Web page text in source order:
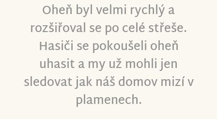
Oheň byl velmi rychlý a
rozšiřoval se po celé střeše.
Hasiči se pokoušeli oheň
uhasit a my už mohli jen
sledovat jak náš domov mizí v
plamenech.